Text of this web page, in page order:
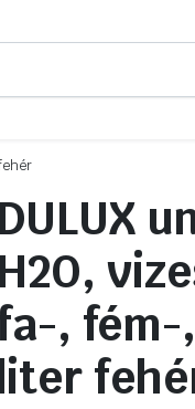
DULUX
H2O,
, fém-